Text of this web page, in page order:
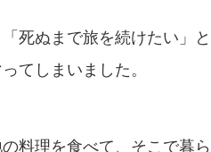
死ぬまで旅を続けたい」と
てしまいました。
料理を食べて、そこで暮ら